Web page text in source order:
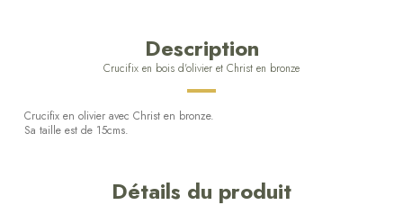
Description
Crucifix en bois d'olivier et Christ en bronze
Crucifix en olivier avec Christ en bronze.
Sa taille est de 15cms.
Détails du produit